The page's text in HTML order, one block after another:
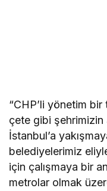
“CHP’li yönetim
çete gibi şehrimizin
İstanbul’a
belediyelerimiz
için çalışmaya bir
metrolar olmak